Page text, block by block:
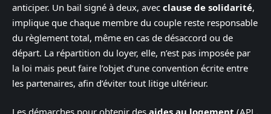
anticiper. Un bail signé à deux, avec clause de solidarité,
implique que chaque membre du couple reste responsable
du règlement total, même en cas de désaccord ou de
départ. La répartition du loyer, elle, n’est pas imposée par
la loi mais peut faire l’objet d’une convention écrite entre
les partenaires, afin d’éviter tout litige ultérieur.